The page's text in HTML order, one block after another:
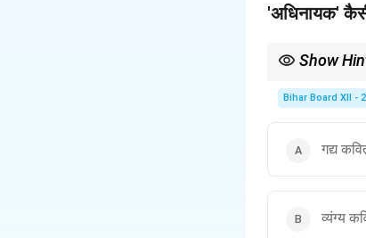
'अधिनायक'
Show
किया जा सके।
Bihar Board XII -
गद्य
व्यंग्य